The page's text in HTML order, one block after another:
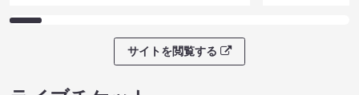
サイトを閲覧する